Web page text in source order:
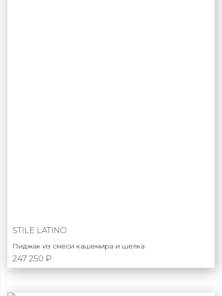
STILE LATINO
Пиджак из смеси кашемира и шелка
247 250 ₽